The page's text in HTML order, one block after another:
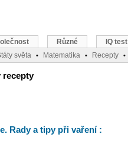
recepty
Rady a tipy při vaření :
Různé IQ test
světa • Matematika • Recepty •